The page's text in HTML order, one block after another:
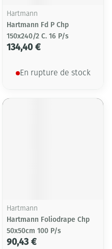
Hartmann
Hartmann Fd P Chp
150x240/2 C. 16 P/s
134,40 €
En rupture de stock
Hartmann
Hartmann Foliodrape Chp
50x50cm 100 P/s
90,43 €